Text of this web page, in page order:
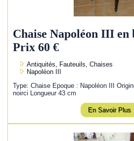
Chaise Napoléon III en
Prix 60 €
Antiquités, Fauteuils, Chaises
Napoléon III
Type: Chaise Epoque : Napoléon III
noirci Longueur 43 cm
En Savoir Plus